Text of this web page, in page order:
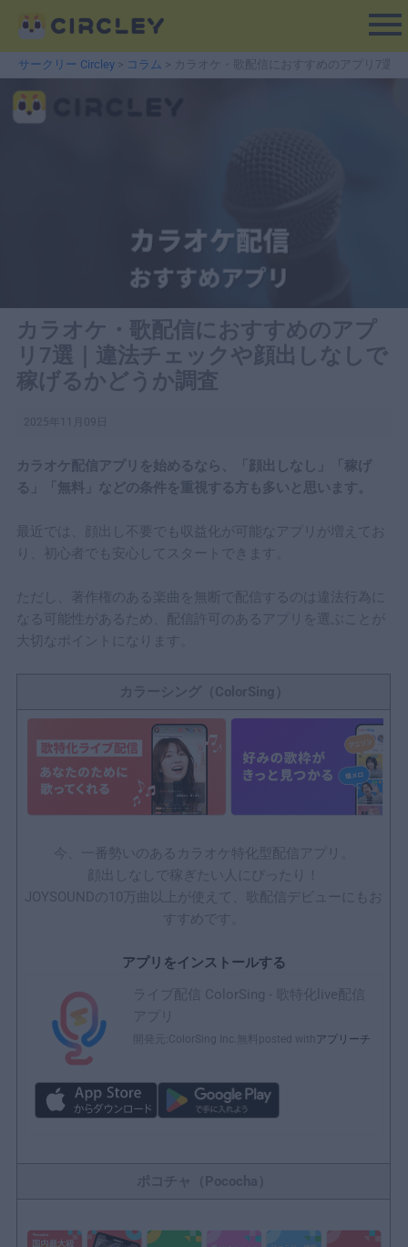
を
ス
サークリー Circley > コラム > カラオケ・歌配信におすすめのアプリ7選
カラオケ・歌配信におすすめのアプ
リ7選｜違法チェックや顔出しなしで
稼げるかどうか調査
2025年11月09日
カラオケ配信アプリを始めるなら、「顔出しなし」「稼げ
る」「無料」などの条件を重視する方も多いと思います。
最近では、顔出し不要でも収益化が可能なアプリが増えてお
り、初心者でも安心してスタートできます。
ただし、著作権のある楽曲を無断で配信するのは違法行為に
なる可能性があるため、配信許可のあるアプリを選ぶことが
大切なポイントになります。
今、一番勢いのあるカラオケ特化型配信アプリ。
顔出しなしで稼ぎたい人にぴったり！
JOYSOUNDの10万曲以上が使えて、歌配信デビューにもお
すすめです。
アプリをインストールする
ライブ配信 ColorSing - 歌特化live配信
アプリ
開発元: ColorSing Inc. posted with アプリーチ